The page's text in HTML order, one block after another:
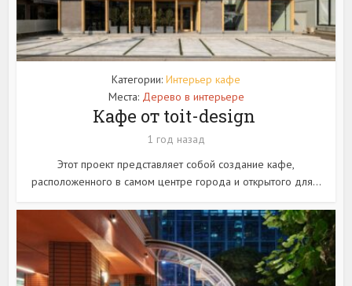
Категории: Интерьер кафе
Места: Дерево в интерьере
Кафе от toit-design
1 год назад
Этот проект представляет собой создание кафе,
расположенного в самом центре города и открытого для...